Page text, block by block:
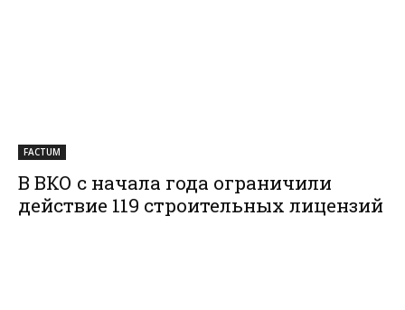
FACTUM
В ВКО с начала года ограничили
действие 119 строительных лицензий